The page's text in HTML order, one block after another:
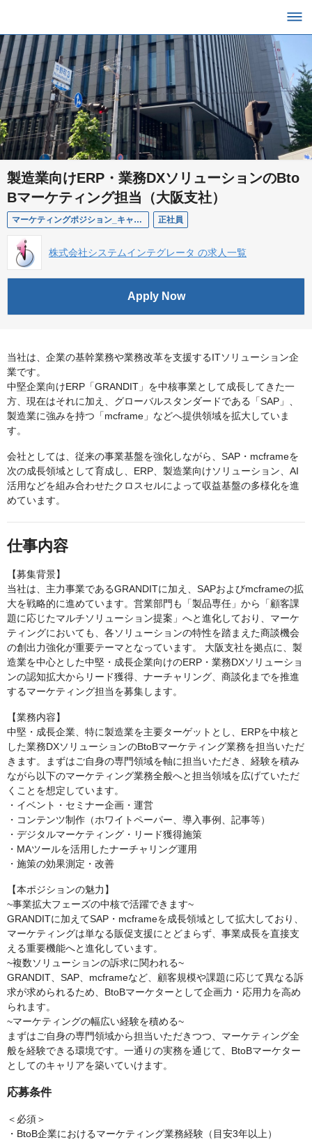
製造業向けERP・業務DXソリューションのBto
Bマーケティング担当（大阪支社）
マーケティングポジション_キャリア採用（大阪） 正社員
株式会社システムインテグレータ の求人一覧
Apply Now
当社は、企業の基幹業務や業務改革を支援するITソリューション企
業です。
中堅企業向けERP「GRANDIT」を中核事業として成長してきた一
方、現在はそれに加え、グローバルスタンダードである「SAP」、
製造業に強みを持つ「mcframe」などへ提供領域を拡大していま
す。
会社としては、従来の事業基盤を強化しながら、SAP・mcframeを
次の成長領域として育成し、ERP、製造業向けソリューション、AI
活用などを組み合わせたクロスセルによって収益基盤の多様化を進
めています。
仕事内容
【募集背景】
当社は、主力事業であるGRANDITに加え、SAPおよびmcframeの拡
大を戦略的に進めています。営業部門も「製品専任」から「顧客課
題に応じたマルチソリューション提案」へと進化しており、マーケ
ティングにおいても、各ソリューションの特性を踏まえた商談機会
の創出力強化が重要テーマとなっています。 大阪支社を拠点に、製
造業を中心とした中堅・成長企業向けのERP・業務DXソリューショ
ンの認知拡大からリード獲得、ナーチャリング、商談化までを推進
するマーケティング担当を募集します。
【業務内容】
中堅・成長企業、特に製造業を主要ターゲットとし、ERPを中核と
した業務DXソリューションのBtoBマーケティング業務を担当いただ
きます。まずはご自身の専門領域を軸に担当いただき、経験を積み
ながら以下のマーケティング業務全般へと担当領域を広げていただ
くことを想定しています。
・イベント・セミナー企画・運営
・コンテンツ制作（ホワイトペーパー、導入事例、記事等）
・デジタルマーケティング・リード獲得施策
・MAツールを活用したナーチャリング運用
・施策の効果測定・改善
【本ポジションの魅力】
~事業拡大フェーズの中核で活躍できます~
GRANDITに加えてSAP・mcframeを成長領域として拡大しており、
マーケティングは単なる販促支援にとどまらず、事業成長を直接支
える重要機能へと進化しています。
~複数ソリューションの訴求に関われる~
GRANDIT、SAP、mcframeなど、顧客規模や課題に応じて異なる訴
求が求められるため、BtoBマーケターとして企画力・応用力を高め
られます。
~マーケティングの幅広い経験を積める~
まずはご自身の専門領域から担当いただきつつ、マーケティング全
般を経験できる環境です。一通りの実務を通じて、BtoBマーケター
としてのキャリアを築いていけます。
応募条件
＜必須＞
・BtoB企業におけるマーケティング業務経験（目安3年以上）